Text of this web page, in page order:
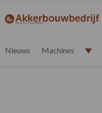
de
de
de
de
akkerbouwbedrijf.nl
Nieuws Machines